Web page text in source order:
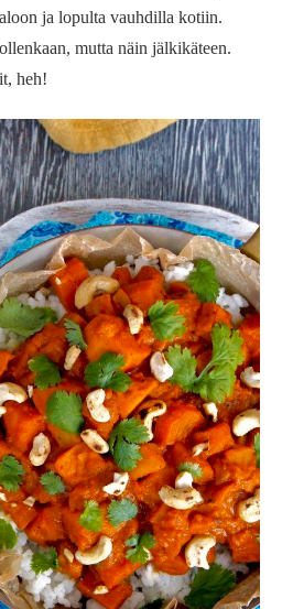
ja lopulta vauhdilla kotiin.
mutta näin jälkikäteen.
heh!